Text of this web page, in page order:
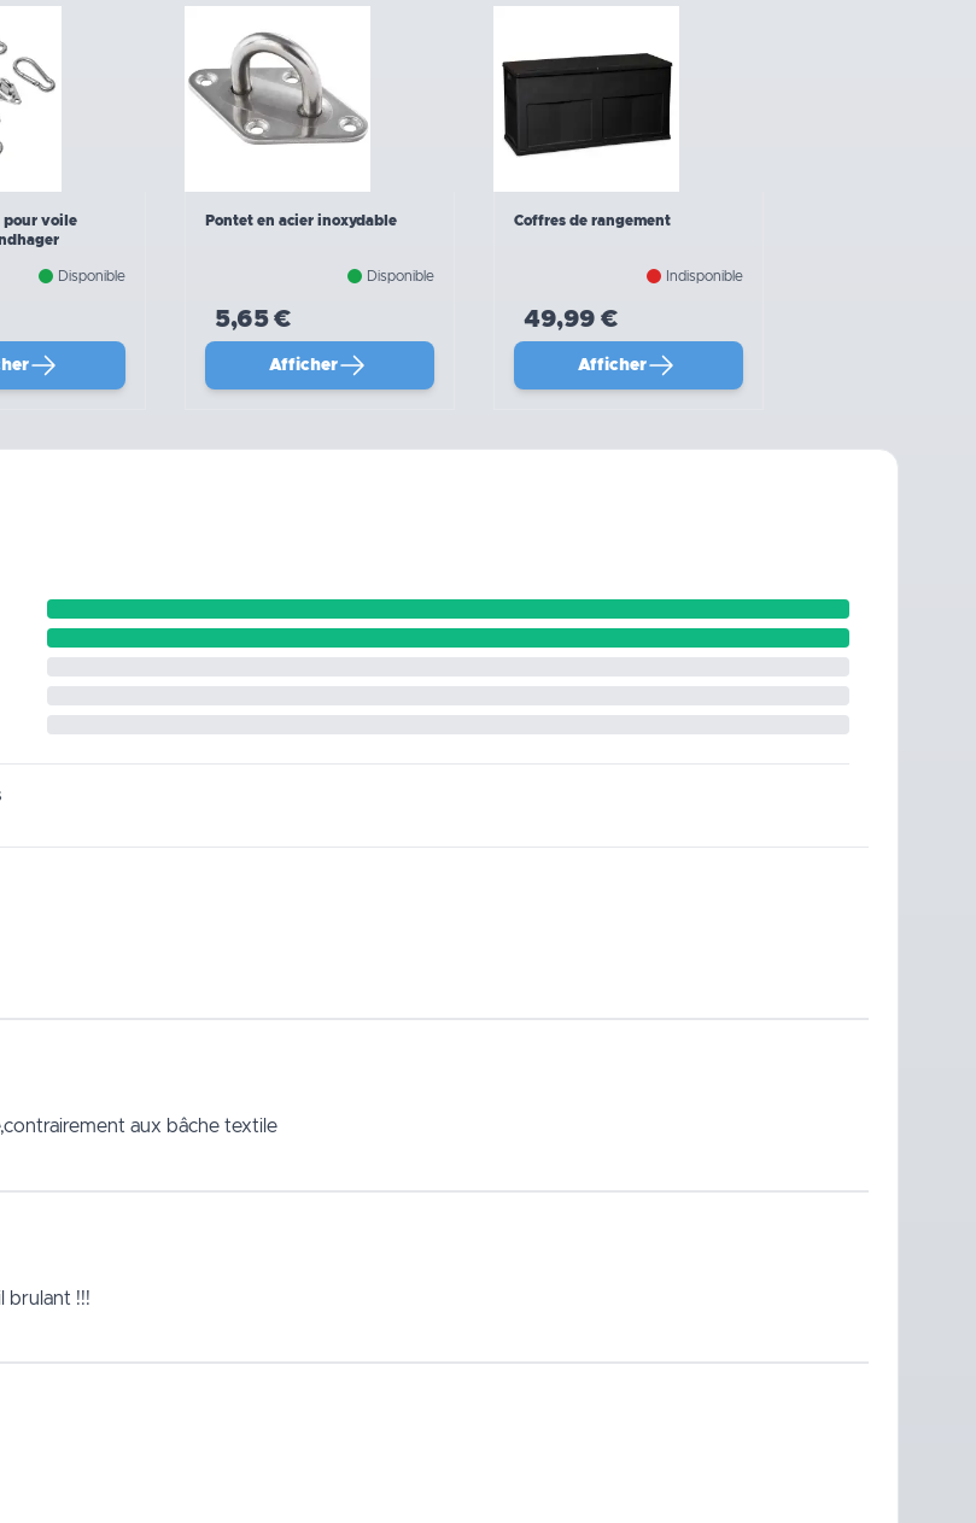
pour voile
Disponible
Pontet en acier inoxydable
Disponible
5,65 €
Afficher
Coffres de rangement
Indisponible
49,99 €
Afficher
aux bâche textile
brulant !!!